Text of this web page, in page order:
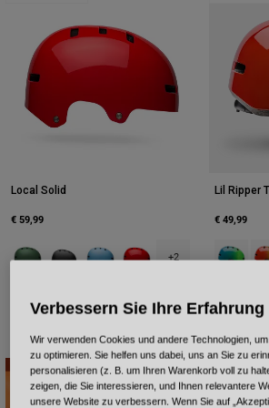
Local Solid
€ 59,99
Product swatch type of Dunkelgrün.
Product swatch type of Mattes
Product swatch type of Mattes
Product swatch type of
+2
Lil Ripper
€ 49,99
Product
Neu
Verbessern Sie Ihre Erfahrung
Wir verwenden Cookies und andere Technologien,
zu optimieren. Sie helfen uns dabei, uns an Sie zu
personalisieren (z. B. um Ihren Warenkorb voll zu
zeigen, die Sie interessieren, und Ihnen relevantere
unsere Website zu verbessern. Wenn Sie auf